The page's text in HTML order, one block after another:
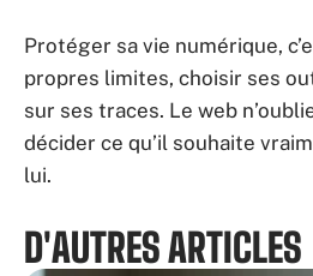
Protéger sa vie numérique,
propres limites, choisir ses
sur ses traces. Le web
décider ce qu’il souhaite
lui.
D'AUTRES ARTICLES